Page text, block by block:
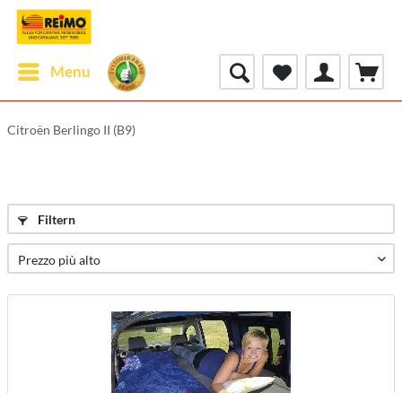
Menu
Citroën Berlingo II (B9)
Filtern